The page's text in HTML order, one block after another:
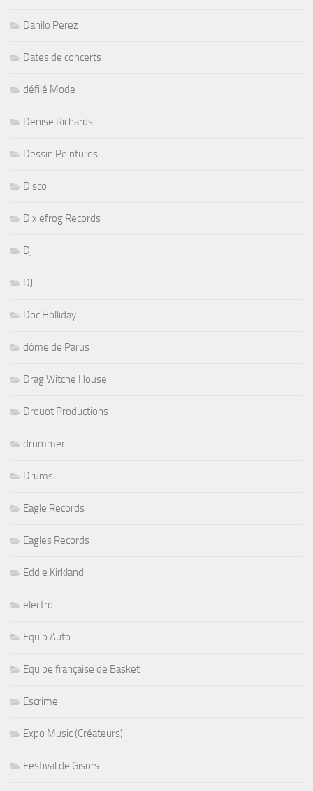
Danilo Perez
Dates de concerts
défilé Mode
Denise Richards
Dessin Peintures
Disco
Dixiefrog Records
Dj
DJ
Doc Holliday
dôme de Parus
Drag Witche House
Drouot Productions
drummer
Drums
Eagle Records
Eagles Records
Eddie Kirkland
electro
Equip Auto
Equipe française de Basket
Escrime
Expo Music (Créateurs)
Festival de Gisors